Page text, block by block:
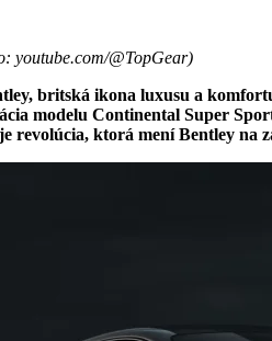
youtube.com/@TopGear)
britská ikona luxusu a
modelu Continental Super
revolúcia, ktorá mení Bentley na